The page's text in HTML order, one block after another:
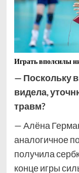
Играть вполсилы
— Поскольку
видела,
травм?
— Алёна
аналогичное
получила
конце игры